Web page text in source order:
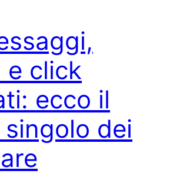
e click
ecco il
singolo dei